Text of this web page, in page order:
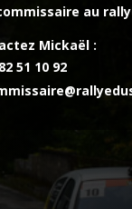
au
Mickaël :
51 10 92